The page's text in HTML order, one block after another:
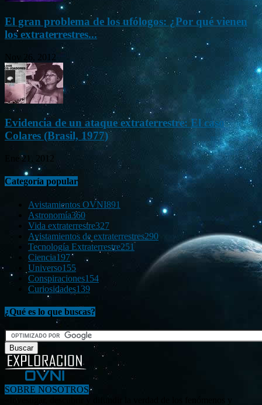
El gran problema de los ufólogos: ¿Por qué vienen
los extraterrestres...
Nov 26, 2012
Evidencia de un ataque extraterrestre: El caso
Colares (Brasil, 1977)
Ene 21, 2012
Categoría popular
Avistamientos OVNI891
Astronomía360
Vida extraterrestre327
Avistamientos de extraterrestres290
Tecnología Extraterrestre251
Ciencia197
Universo155
Conspiraciones154
Curiosidades139
¿Qué es lo que buscas?
SOBRE NOSOTROS